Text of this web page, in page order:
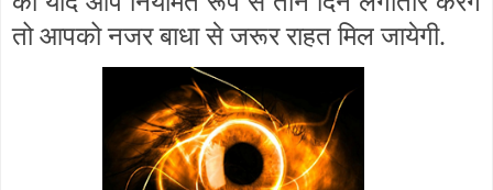
तो आपको नजर बाधा से जरूर राहत मिल जायेगी.